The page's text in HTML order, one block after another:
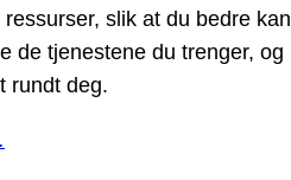
slik at du bedre kan
de tjenestene du trenger, og
rundt deg.